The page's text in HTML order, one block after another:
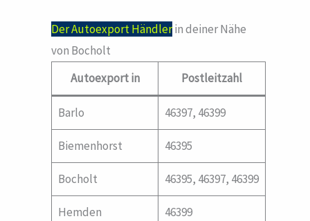
Der Autoexport Händlerin deiner Nähe
von Bocholt
Autoexport in
Postleitzahl
Barlo 46397, 46399
Biemenhorst 46395
Bocholt 46395, 46397, 46399
Hemden 46399